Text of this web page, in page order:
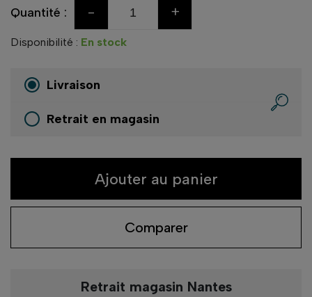
Quantité : - +
Disponibilité : En stock
Livraison
Retrait en magasin
Ajouter au panier
Comparer
Retrait magasin Nantes